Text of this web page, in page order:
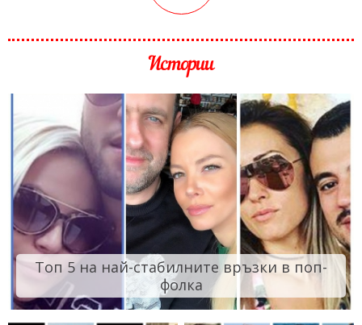
Истории
Топ 5 на най-стабилните връзки в поп-
фолка